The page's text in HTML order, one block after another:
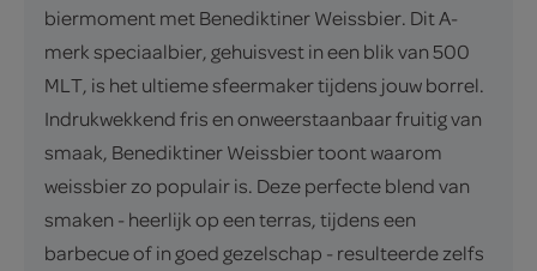
biermoment met Benediktiner Weissbier. Dit A-
merk speciaalbier, gehuisvest in een blik van 500
MLT, is het ultieme sfeermaker tijdens jouw borrel.
Indrukwekkend fris en onweerstaanbaar fruitig van
smaak, Benediktiner Weissbier toont waarom
weissbier zo populair is. Deze perfecte blend van
smaken - heerlijk op een terras, tijdens een
barbecue of in goed gezelschap - resulteerde zelfs